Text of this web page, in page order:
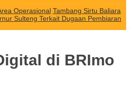
Operasional Tambang Sirtu Baliara
Sulteng Terkait Dugaan Pembiaran
di BRImo